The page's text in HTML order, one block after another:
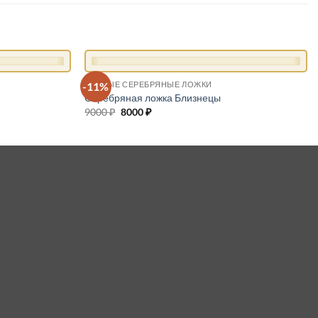
-11%
+
ЧАЙНЫЕ СЕРЕБРЯНЫЕ ЛОЖКИ
Серебряная ложка Близнецы
9000₽ Первоначальная
8000₽Текущая